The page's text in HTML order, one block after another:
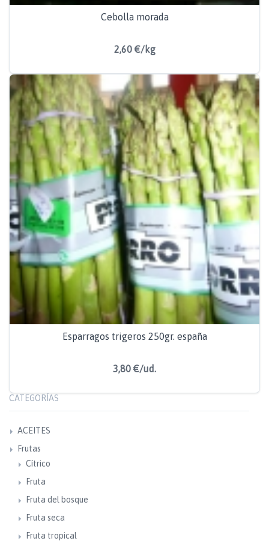
Cebolla morada
2,60 €/kg
Esparragos trigeros 250gr. españa
3,80 €/ud.
CATEGORÍAS
ACEITES
Frutas
Cítrico
Fruta
Fruta del bosque
Fruta seca
Fruta tropical